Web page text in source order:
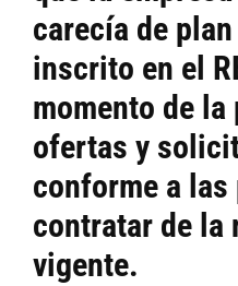
carecía de
inscrito en el
momento de
ofertas y
conforme a
contratar de la
vigente.